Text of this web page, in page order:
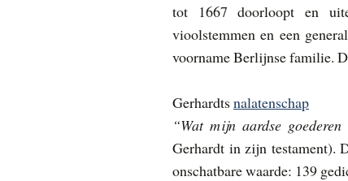
tot 1667 doorloopt en
vioolstemmen en een
voorname Berlijnse familie.
Gerhardtsnalatenschap
“Wat mijn aardse
Gerhardt in zijn testament).
onschatbare waarde: 139